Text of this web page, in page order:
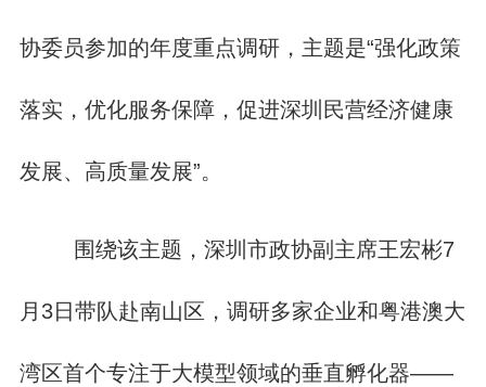
协委员参加的年度重点调研，主题是“强化政策
落实，优化服务保障，促进深圳民营经济健康
发展、高质量发展”。
围绕该主题，深圳市政协副主席王宏彬7
月3日带队赴南山区，调研多家企业和粤港澳大
湾区首个专注于大模型领域的垂直孵化器——